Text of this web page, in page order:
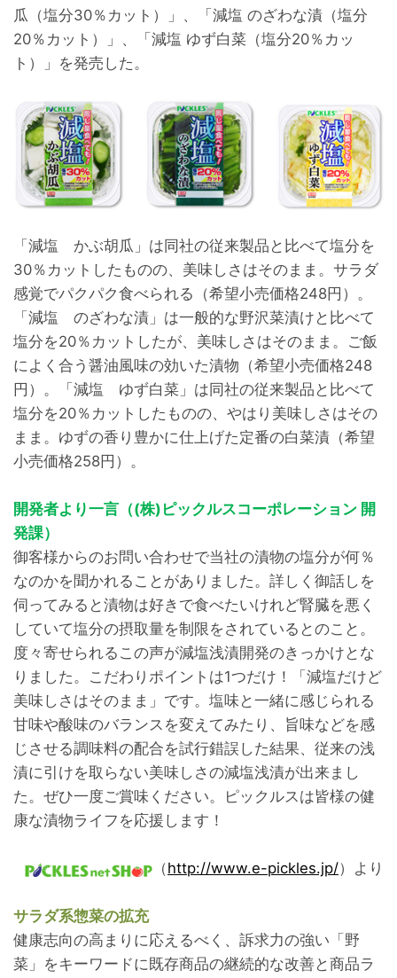
瓜（塩分30％カット）」、「減塩 のざわな漬（塩分
20％カット）」、「減塩 ゆず白菜（塩分20％カッ
ト）」を発売した。
「減塩 かぶ胡瓜」は同社の従来製品と比べて塩分を
30％カットしたものの、美味しさはそのまま。サラダ
感覚でパクパク食べられる（希望小売価格248円）。
「減塩 のざわな漬」は一般的な野沢菜漬けと比べて
塩分を20％カットしたが、美味しさはそのまま。ご飯
によく合う醤油風味の効いた漬物（希望小売価格248
円）。「減塩 ゆず白菜」は同社の従来製品と比べて
塩分を20％カットしたものの、やはり美味しさはその
まま。ゆずの香り豊かに仕上げた定番の白菜漬（希望
小売価格258円）。
開発者より一言（(株)ピックルスコーポレーション 開
発課）
御客様からのお問い合わせで当社の漬物の塩分が何％
なのかを聞かれることがありました。詳しく御話しを
伺ってみると漬物は好きで食べたいけれど腎臓を悪く
していて塩分の摂取量を制限をされているとのこと。
度々寄せられるこの声が減塩浅漬開発のきっかけとな
りました。こだわりポイントは1つだけ！「減塩だけど
美味しさはそのまま」です。塩味と一緒に感じられる
甘味や酸味のバランスを変えてみたり、旨味などを感
じさせる調味料の配合を試行錯誤した結果、従来の浅
漬に引けを取らない美味しさの減塩浅漬が出来まし
た。ぜひ一度ご賞味ください。ピックルスは皆様の健
康な漬物ライフを応援します！
（http://www.e-pickles.jp/）より
サラダ系惣菜の拡充
健康志向の高まりに応えるべく、訴求力の強い「野
菜」をキーワードに既存商品の継続的な改善と商品ラ